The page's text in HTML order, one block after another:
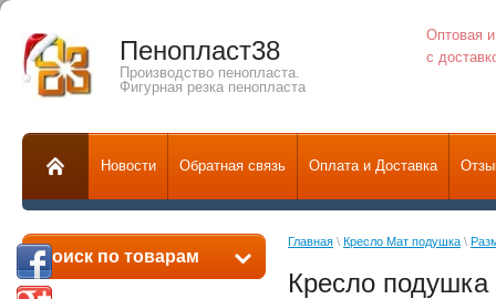
Пенопласт38
Производство пенопласта.
Фигурная резка пенопласта
Оптовая
с
Новости Обратная связь Оплата и Доставка
Поиск по товарам
Главная \ Кресло Мат подушка \
Кресло